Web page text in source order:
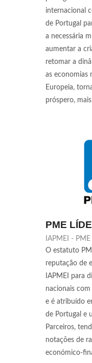
internacional
de Portugal
a necessária
aumentar a
retomar a
as economias
Europeia,
próspero,
PME
IAPMEI -
O estatuto
reputação de
IAPMEI para
nacionais
e é atribuído
de Portugal e
Parceiros,
notações de
económico-